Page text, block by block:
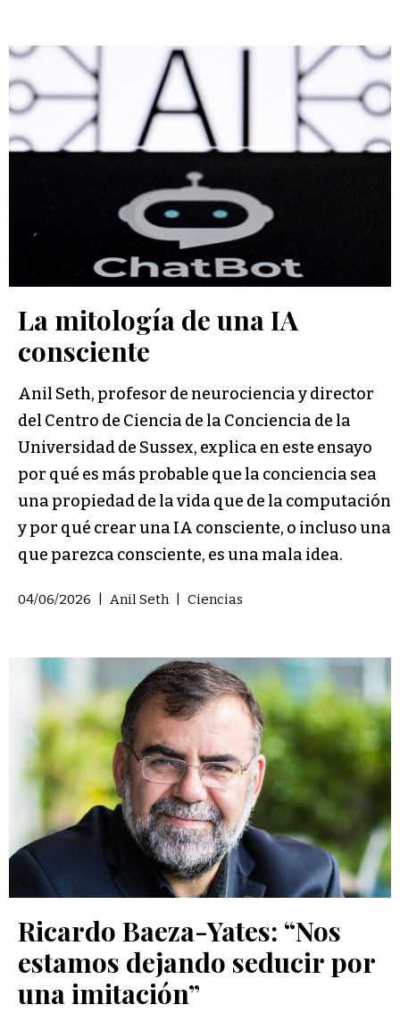
La mitología de una IA
consciente
Anil Seth, profesor de neurociencia y director
del Centro de Ciencia de la Conciencia de la
Universidad de Sussex, explica en este ensayo
por qué es más probable que la conciencia sea
una propiedad de la vida que de la computación
y por qué crear una IA consciente, o incluso una
que parezca consciente, es una mala idea.
04/06/2026 Anil Seth Ciencias
Ricardo Baeza-Yates: “Nos
estamos dejando seducir por
una imitación”